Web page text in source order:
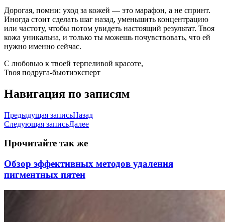
Дорогая, помни: уход за кожей — это марафон, а не спринт.
Иногда стоит сделать шаг назад, уменьшить концентрацию
или частоту, чтобы потом увидеть настоящий результат. Твоя
кожа уникальна, и только ты можешь почувствовать, что ей
нужно именно сейчас.
С любовью к твоей терпеливой красоте,
Твоя подруга-бьютиэксперт
Навигация по записям
Предыдущая записьНазад
Следующая записьДалее
Прочитайте так же
Обзор эффективных методов удаления
пигментных пятен